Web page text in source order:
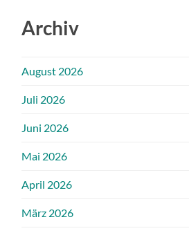
Archiv
August 2026
Juli 2026
Juni 2026
Mai 2026
April 2026
März 2026